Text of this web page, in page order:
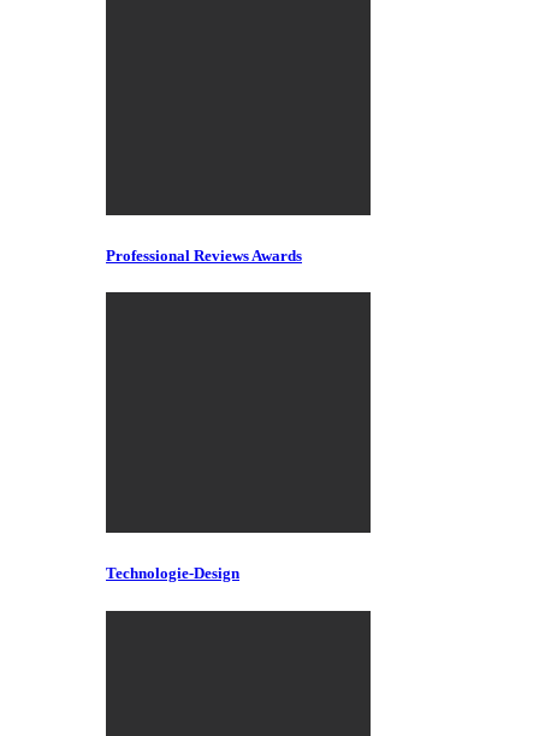
Professional Reviews Awards
Technologie-Design